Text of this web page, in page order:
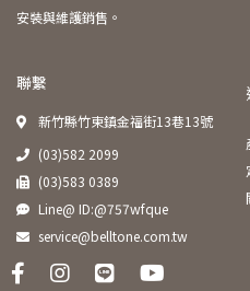
安裝與維護銷售。
聯繫
新竹縣竹東鎮金福街13巷13號
(03)582 2099
(03)583 0389
Line@ ID:@757wfque
service@belltone.com.tw